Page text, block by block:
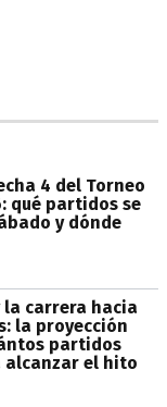
4 del Torneo
qué partidos se
y dónde
la carrera hacia
la proyección
partidos
alcanzar el hito